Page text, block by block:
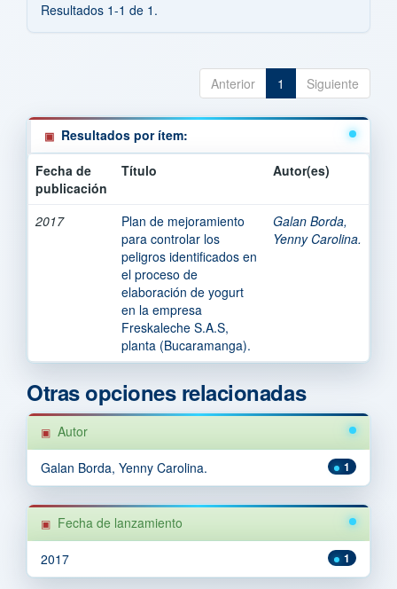
Resultados 1-1 de 1.
Anterior 1 Siguiente
Resultados por ítem:
Fecha de
publicación
Título Autor(es)
2017
Plan de mejoramiento
para controlar los
peligros identificados en
el proceso de
elaboración de yogurt
en la empresa
Freskaleche S.A.S,
planta (Bucaramanga).
Galan Borda,
Yenny Carolina.
Otras opciones relacionadas
Autor
1
Galan Borda, Yenny Carolina.
Fecha de lanzamiento
1
2017